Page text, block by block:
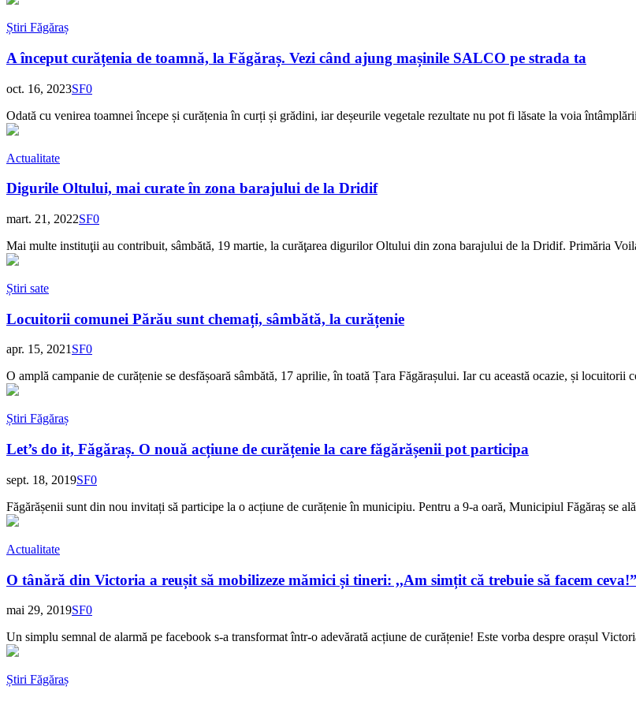
Știri Făgăraș
A început curățenia de toamnă, la Făgăraș. Vezi când ajung mașinile SALCO pe strada ta
oct. 16, 2023SF0
Odată cu venirea toamnei începe și curățenia în curți și grădini, iar deșeurile vegetale rezultate nu pot fi lăsate la voia
Actualitate
Digurile Oltului, mai curate în zona barajului de la Dridif
mart. 21, 2022SF0
Mai multe instituţii au contribuit, sâmbătă, 19 martie, la curăţarea digurilor Oltului din zona barajului de la Dridif. Primăria
Știri sate
Locuitorii comunei Părău sunt chemați, sâmbătă, la curățenie
apr. 15, 2021SF0
O amplă campanie de curățenie se desfășoară sâmbătă, 17 aprilie, în toată Țara Făgărașului. Iar cu această ocazie, și locuitorii
Știri Făgăraș
Let’s do it, Făgăraș. O nouă acțiune de curățenie la care făgărășenii pot participa
sept. 18, 2019SF0
Făgărășenii sunt din nou invitați să participe la o acțiune de curățenie în municipiu. Pentru a 9-a oară, Municipiul Făgăraș se
Actualitate
O tânără din Victoria a reușit să mobilizeze mămici și tineri: ,,Am simțit că trebuie să facem ceva!”
mai 29, 2019SF0
Un simplu semnal de alarmă pe facebook s-a transformat într-o adevărată acțiune de curățenie! Este vorba despre orașul
Știri Făgăraș